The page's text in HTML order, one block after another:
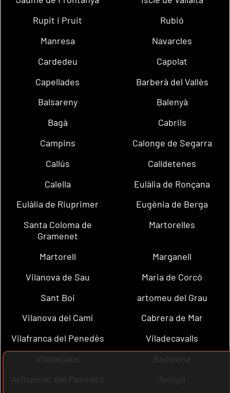
Rupit i Pruit
Rubió
Manresa
Navarcles
Cardedeu
Capolat
Capellades
Barberà del Vallès
Balsareny
Balenyà
Bagà
Cabrils
Campins
Calonge de Segarra
Callús
Calldetenes
Calella
Eulàlia de Ronçana
Eulàlia de Riuprimer
Eugènia de Berga
Santa Coloma de
Gramenet
Martorelles
Martorell
Marganell
Vilanova de Sau
Maria de Corcó
Sant Boi
artomeu del Grau
Vilanova del Camí
Cabrera de Mar
Vilafranca del Penedès
Viladecavalls
Viladecans
Badalona
Avinyonet del Penedès
Avinyó